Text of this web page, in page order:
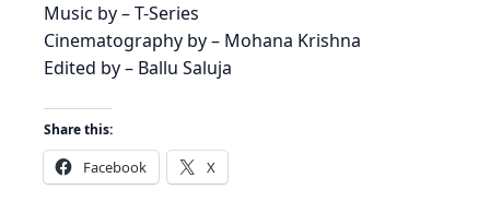
Music by – T-Series
Cinematography by – Mohana Krishna
Edited by – Ballu Saluja
Share this:
Facebook X